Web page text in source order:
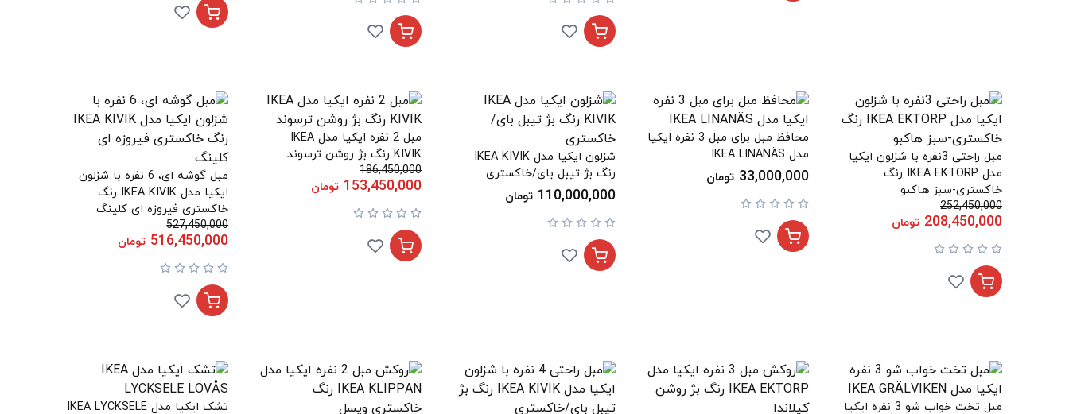
مبل راحتی 3نفره با شزلون ایکیا
مدل IKEA EKTORP رنگ
خاکستری-سبز هاکبو
252,450,000
208,450,000 تومان
محافظ مبل برای مبل 3 نفره ایکیا
مدل IKEA LINANÄS
33,000,000 تومان
شزلون ایکیا مدل IKEA KIVIK
رنگ بژ تیبل بای/خاکستری
110,000,000 تومان
مبل 2 نفره ایکیا مدل IKEA
KIVIK رنگ بژ روشن ترسوند
186,450,000
153,450,000 تومان
مبل گوشه ای، 6 نفره با شزلون
ایکیا مدل IKEA KIVIK رنگ
خاکستری فیروزه ای کلینگ
527,450,000
516,450,000 تومان
مبل تخت خواب شو 3 نفره ایکیا
تشک ایکیا مدل IKEA LYCKSELE